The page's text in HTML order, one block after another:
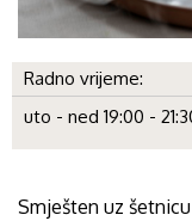
Radno vrijeme:
uto - ned 19:00 -
Smješten uz